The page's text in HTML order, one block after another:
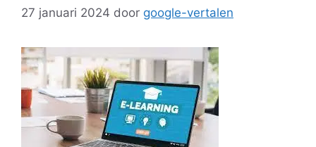
27 januari 2024 door google-vertalen